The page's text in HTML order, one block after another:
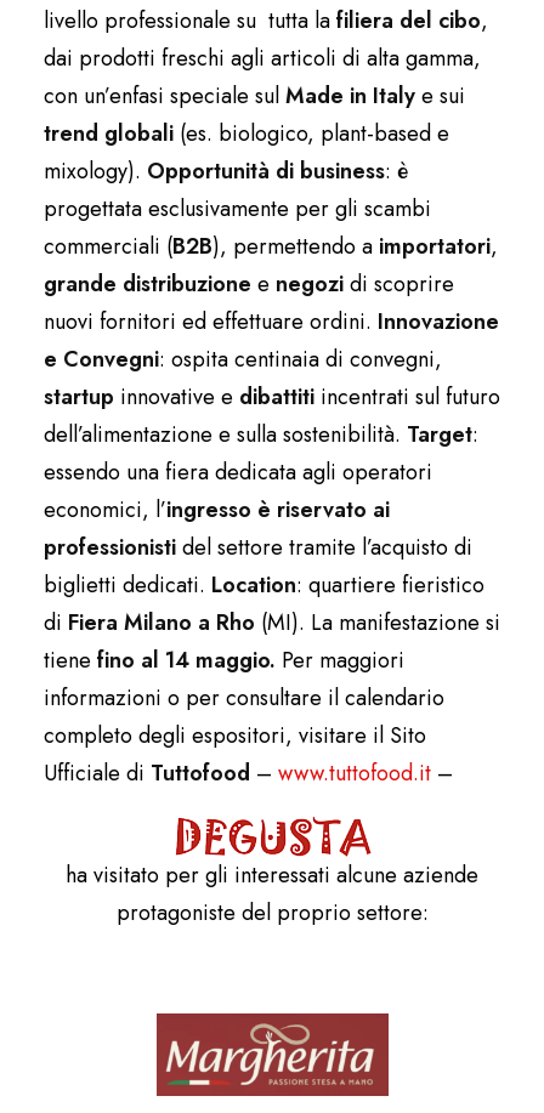
livello professionale su tutta lafiliera del cibo,
dai prodotti freschi agli articoli di alta gamma,
con un’enfasi speciale sulMade in Italye sui
trend globali (es. biologico, plant-based e
mixology). Opportunità di business: è
progettata esclusivamente per gli scambi
commerciali (B2B), permettendo a importatori,
grande distribuzione e negozidi scoprire
nuovi fornitori ed effettuare ordini. Innovazione
e Convegni: ospita centinaia di convegni,
startup innovative e dibattiti incentrati sul futuro
dell’alimentazione e sulla sostenibilità. Target:
essendo una fiera dedicata agli operatori
economici, l’ingresso è riservato ai
professionistidel settore tramite l’acquisto di
biglietti dedicati. Location: quartiere fieristico
di Fiera Milano a Rho (MI). La manifestazione si
tiene fino al 14 maggio. Per maggiori
informazioni o per consultare il calendario
completo degli espositori, visitare il Sito
Ufficiale di Tuttofood – www.tuttofood.it –
ha visitato per gli interessati alcune aziende
protagoniste del proprio settore: